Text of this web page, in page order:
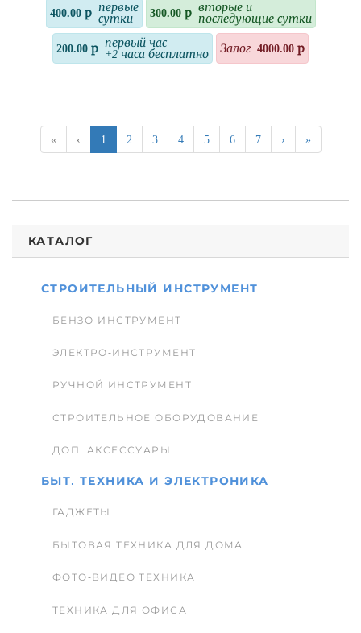
400.00 р первые
сутки
300.00 р вторые и
последующие сутки
200.00 р первый час
+2 часа бесплатно
Залог 4000.00 р
« ‹ 1 (current)
2 3 4 5 6 7 › »
КАТАЛОГ
СТРОИТЕЛЬНЫЙ ИНСТРУМЕНТ
БЕНЗО-ИНСТРУМЕНТ
ЭЛЕКТРО-ИНСТРУМЕНТ
РУЧНОЙ ИНСТРУМЕНТ
СТРОИТЕЛЬНОЕ ОБОРУДОВАНИЕ
ДОП. АКСЕССУАРЫ
БЫТ. ТЕХНИКА И ЭЛЕКТРОНИКА
ГАДЖЕТЫ
БЫТОВАЯ ТЕХНИКА ДЛЯ ДОМА
ФОТО-ВИДЕО ТЕХНИКА
ТЕХНИКА ДЛЯ ОФИСА